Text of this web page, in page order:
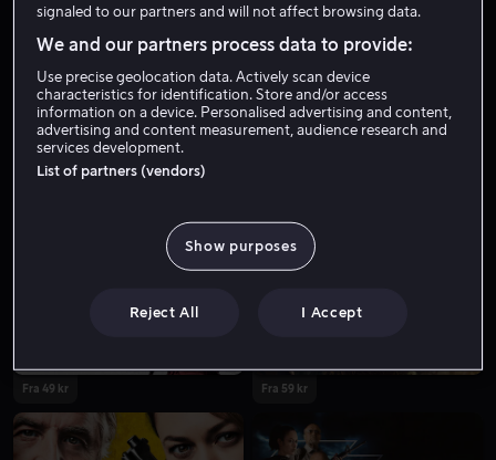
Fra 55 kr
Fra 49 kr Fra 59 kr
signaled to our partners and will not affect browsing data.
We and our partners process data to provide:
Use precise geolocation data. Actively scan device
characteristics for identification. Store and/or access
information on a device. Personalised advertising and content,
advertising and content measurement, audience research and
services development.
List of partners (vendors)
Show purposes
Reject All I Accept